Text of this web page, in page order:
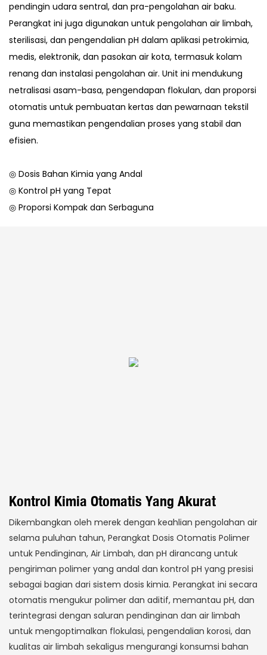
pendingin udara sentral, dan pra-pengolahan air baku.
Perangkat ini juga digunakan untuk pengolahan air limbah,
sterilisasi, dan pengendalian pH dalam aplikasi petrokimia,
medis, elektronik, dan pasokan air kota, termasuk kolam
renang dan instalasi pengolahan air. Unit ini mendukung
netralisasi asam-basa, pengendapan flokulan, dan proporsi
otomatis untuk pembuatan kertas dan pewarnaan tekstil
guna memastikan pengendalian proses yang stabil dan
efisien.
◎ Dosis Bahan Kimia yang Andal
◎ Kontrol pH yang Tepat
◎ Proporsi Kompak dan Serbaguna
Kontrol Kimia Otomatis Yang Akurat
Dikembangkan oleh merek dengan keahlian pengolahan air
selama puluhan tahun, Perangkat Dosis Otomatis Polimer
untuk Pendinginan, Air Limbah, dan pH dirancang untuk
pengiriman polimer yang andal dan kontrol pH yang presisi
sebagai bagian dari sistem dosis kimia. Perangkat ini secara
otomatis mengukur polimer dan aditif, memantau pH, dan
terintegrasi dengan saluran pendinginan dan air limbah
untuk mengoptimalkan flokulasi, pengendalian korosi, dan
kualitas air limbah sekaligus mengurangi konsumsi bahan